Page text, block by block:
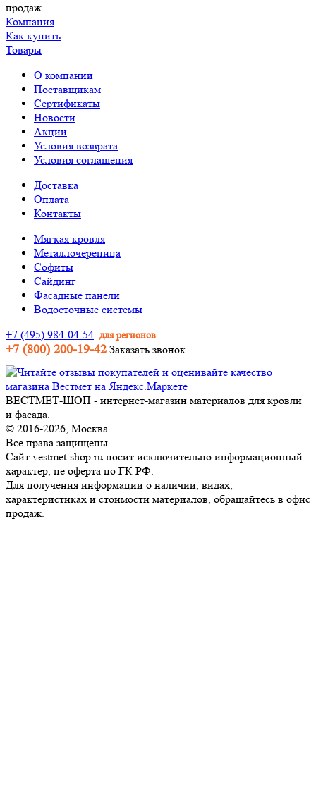
продаж.
Компания
Как купить
Товары
О компании
Поставщикам
Сертификаты
Новости
Акции
Условия возврата
Условия соглашения
Доставка
Оплата
Контакты
Мягкая кровля
Металлочерепица
Софиты
Сайдинг
Фасадные панели
Водосточные системы
+7 (495) 984-04-54 для регионов
+7 (800) 200-19-42 Заказать звонок
ВЕСТМЕТ-ШОП - интернет-магазин материалов для кровли
и фасада.
© 2016-2026, Москва
Все права защищены.
Сайт vestmet-shop.ru носит исключительно информационный
характер, не оферта по ГК РФ.
Для получения информации о наличии, видах,
характеристиках и стоимости материалов, обращайтесь в офис
продаж.